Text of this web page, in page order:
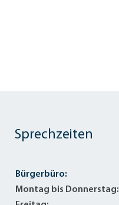
Sprechzeiten
Bürgerbüro:
Montag bis Donnerstag: